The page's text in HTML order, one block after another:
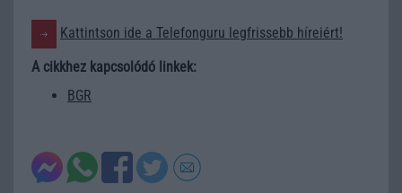
Kattintson ide a Telefonguru legfrissebb híreiért!
A cikkhez kapcsolódó linkek:
BGR